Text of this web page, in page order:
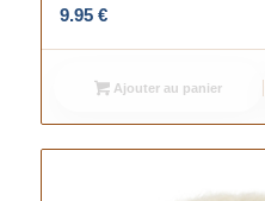
9.95 €
Ajouter au panier